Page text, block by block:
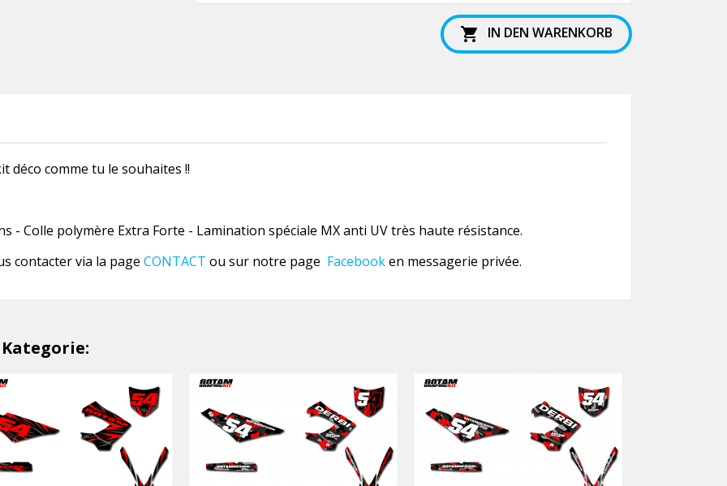
 IN DEN WARENKORB
déco comme tu le souhaites !!
- Colle polymère Extra Forte - Lamination spéciale MX anti UV très haute résistance.
contacter via la page CONTACT ou sur notre page Facebooken messagerie privée.